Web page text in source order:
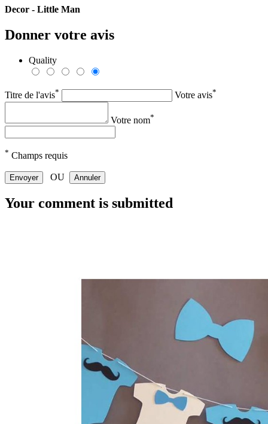
Decor - Little Man
Donner votre avis
Quality
Titre de l'avis* Votre avis*
Votre nom*
* Champs requis
Envoyer OU Annuler
Your comment is submitted